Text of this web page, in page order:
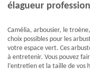
élagueur
Camélia, arbousier, le
choix possibles pour les
votre espace vert. Ces
à entretenir. Vous pouvez
l’entretien et la taille de vos